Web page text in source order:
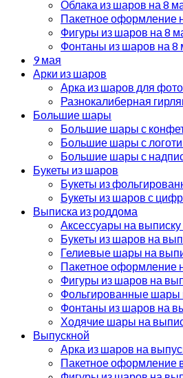
Облака из шаров на 8
Пакетное оформление
Фигуры из шаров на 8
Фонтаны из шаров на 8
9 мая
Арки из шаров
Арка из шаров для
Разнокалиберная
Большие шары
Большие шары с
Большие шары с
Большие шары с
Букеты из шаров
Букеты из
Букеты из шаров с
Выписка из роддома
Аксессуары на
Букеты из шаров на
Гелиевые шары на
Пакетное оформление
Фигуры из шаров на
Фольгированные шары
Фонтаны из шаров на
Ходячие шары на
Выпускной
Арка из шаров на
Пакетное оформление